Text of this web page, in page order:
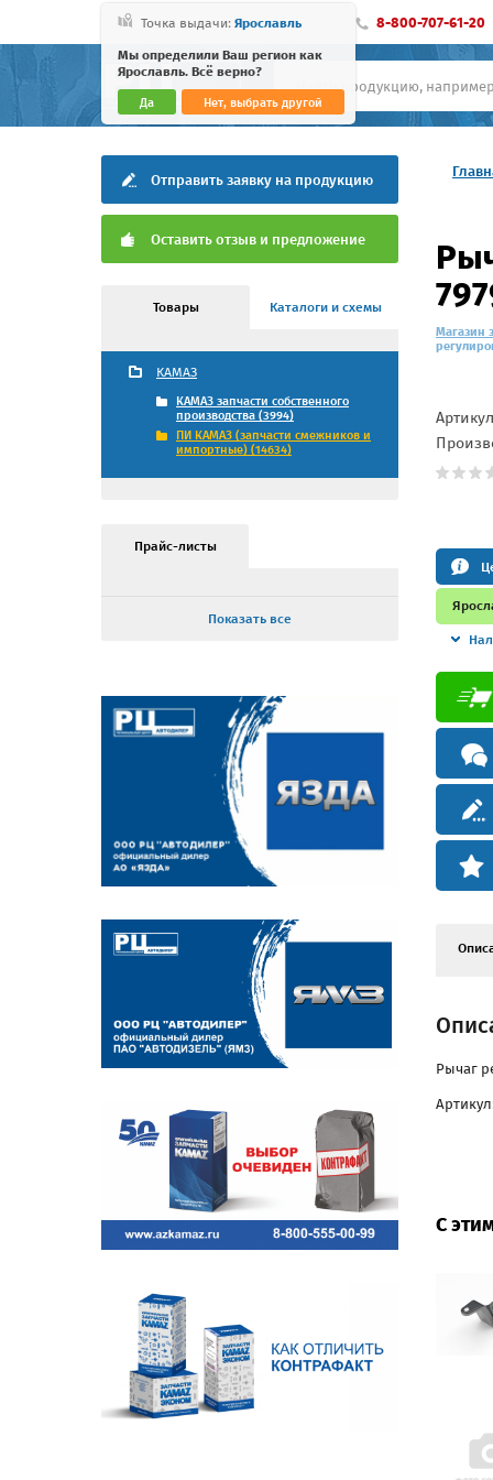
Точка выдачи: Ярославль
Мы определили Ваш регион как
Ярославль. Всё верно?
Да Нет, выбрать другой
8-800-707-61-20
Отправить заявку на продукцию
Оставить отзыв и предложение
Товары Каталоги и схемы
КАМАЗ
КАМАЗ запчасти собственного
производства (3994)
ПИ КАМАЗ (запчасти смежников и
импортные) (14634)
Прайс-листы
Показать все
Магазин
Рычаг
С